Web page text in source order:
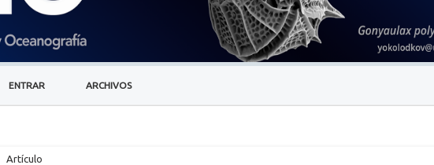
ENTRAR ARCHIVOS
Artículo